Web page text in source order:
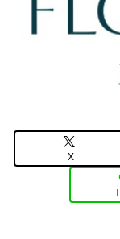
X